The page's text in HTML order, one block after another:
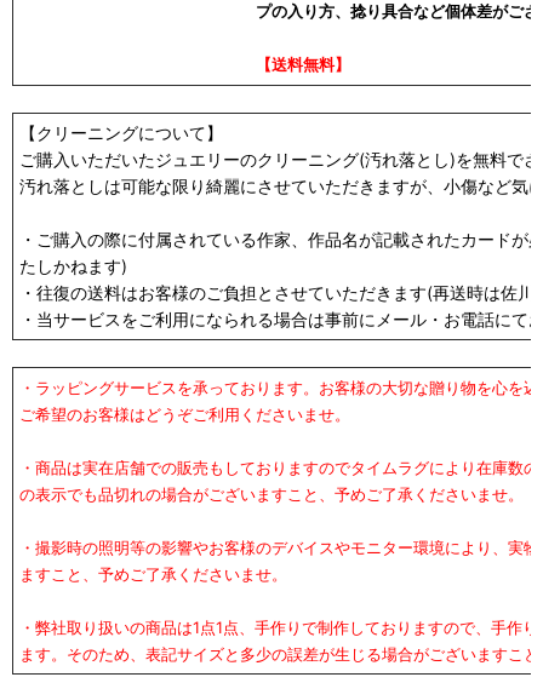
プの入り方、捻り具合など個体差がご
【送料無料】
【クリーニングについて】
ご購入いただいたジュエリーのクリーニング(汚れ落とし)を無料で
汚れ落としは可能な限り綺麗にさせていただきますが、小傷など気
・ご購入の際に付属されている作家、作品名が記載されたカードが
たしかねます)
・往復の送料はお客様のご負担とさせていただきます(再送時は佐川
・当サービスをご利用になられる場合は事前にメール・お電話にて
・ラッピングサービスを承っております。お客様の大切な贈り物を心を
ご希望のお客様はどうぞご利用くださいませ。
・商品は実在店舗での販売もしておりますのでタイムラグにより在庫数
の表示でも品切れの場合がございますこと、予めご了承くださいませ。
・撮影時の照明等の影響やお客様のデバイスやモニター環境により、実
ますこと、予めご了承くださいませ。
・弊社取り扱いの商品は1点1点、手作りで制作しておりますので、手作
ます。そのため、表記サイズと多少の誤差が生じる場合がございますこ